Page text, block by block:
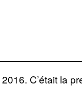
C’était la